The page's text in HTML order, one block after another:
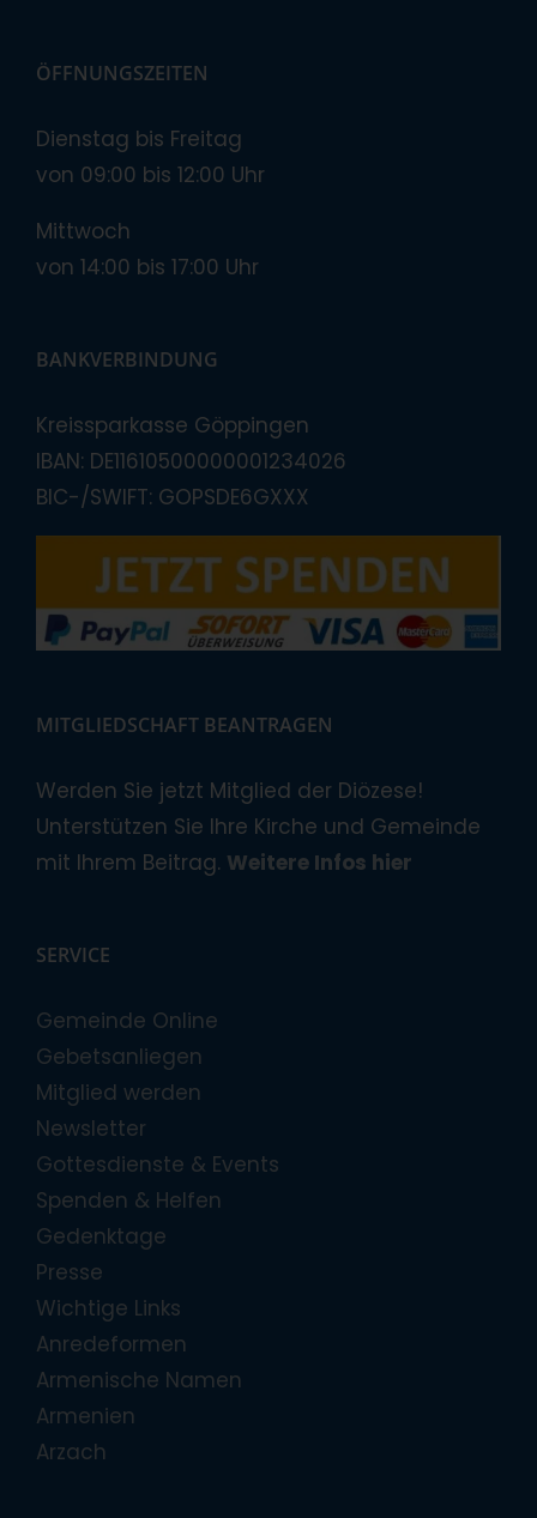
ÖFFNUNGSZEITEN
Dienstag bis Freitag
von 09:00 bis 12:00 Uhr
Mittwoch
von 14:00 bis 17:00 Uhr
BANKVERBINDUNG
Kreissparkasse Göppingen
IBAN: DE11610500000001234026
BIC-/SWIFT: GOPSDE6GXXX
MITGLIEDSCHAFT BEANTRAGEN
Werden Sie jetzt Mitglied der Diözese!
Unterstützen Sie Ihre Kirche und Gemeinde
mit Ihrem Beitrag. Weitere Infos hier
SERVICE
Gemeinde Online
Gebetsanliegen
Mitglied werden
Newsletter
Gottesdienste & Events
Spenden & Helfen
Gedenktage
Presse
Wichtige Links
Anredeformen
Armenische Namen
Armenien
Arzach